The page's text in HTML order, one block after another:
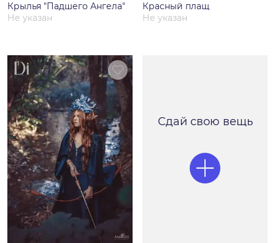
Крылья "Падшего Ангела"
Не указан
Красный плащ
Не указан
Сдай свою вещь